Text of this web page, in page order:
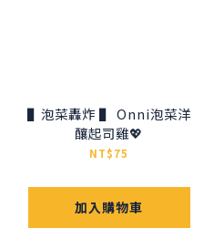
▌泡菜轟炸 ▌ Onni泡菜洋
釀起司雞💖
NT$75
加入購物車